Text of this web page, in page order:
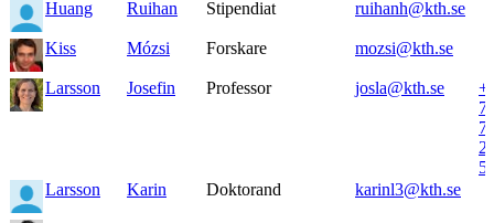
Huang Ruihan Stipendiat ruihanh@kth.se
Kiss Mózsi Forskare mozsi@kth.se
Larsson Josefin Professor josla@kth.se
Larsson
Karin Doktorand karinl3@kth.se